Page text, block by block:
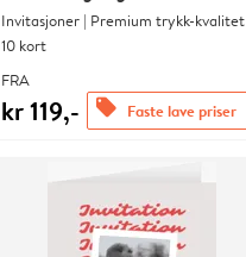
Invitasjoner | Premium trykk-kvalitet
10 kort
FRA
kr 119,- offers Faste lave priser